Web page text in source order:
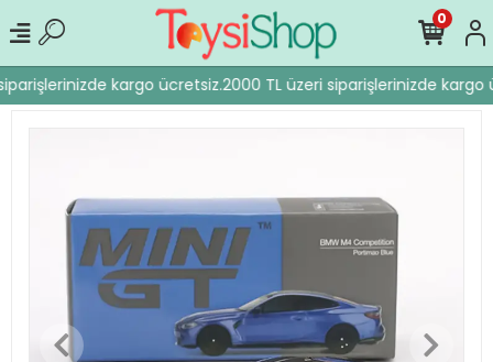
kargo ücretsiz.2000 TL üzeri siparişlerinizde kargo
0